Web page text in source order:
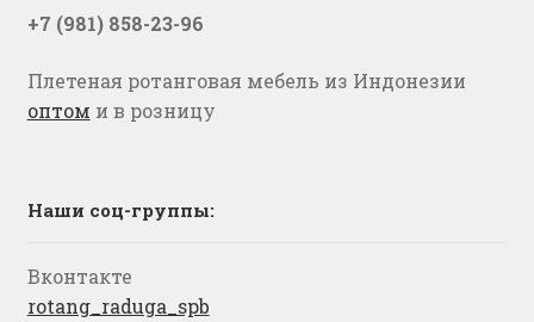
+7 (981) 858-23-96
Плетеная ротанговая мебель из Индонезии
оптом и в розницу
Наши соц-группы:
Вконтакте
rotang_raduga_spb